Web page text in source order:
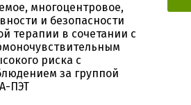
многоцентровое,
и безопасности
терапии в сочетании с
риска с
за группой
ПЭТ